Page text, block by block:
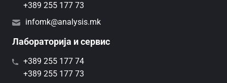
+389 255 177 73
infomk@analysis.mk
Лабораторија и сервис
+389 255 177 74
+389 255 177 73